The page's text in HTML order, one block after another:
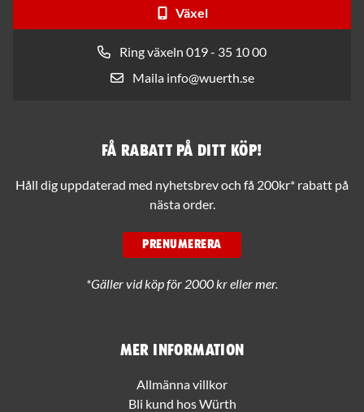
Växel
Ring växeln 019 - 35 10 00
Maila info@wuerth.se
Mer information
Allmänna villkor
Bli kund hos Würth
Få rabatt på ditt köp!
Håll dig uppdaterad med nyhetsbrev och få 200kr* rabatt på
nästa order.
PRENUMERERA
*Gäller vid köp för 2000 kr eller mer.